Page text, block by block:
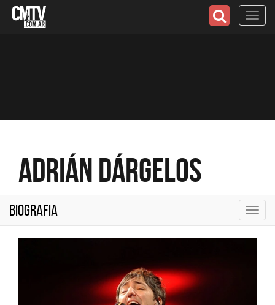
Adrián Dárgelos
Biografia